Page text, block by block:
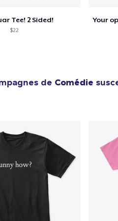
Tee! 2 Sided!
$22
de Comédie